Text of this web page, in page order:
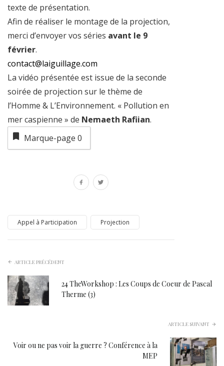
texte de présentation.
Afin de réaliser le montage de la projection,
merci d’envoyer vos séries avant le 9
février.
contact@laiguillage.com
La vidéo présentée est issue de la seconde
soirée de projection sur le thème de
l’Homme & L’Environnement. « Pollution en
mer caspienne » de Nemaeth Rafiian.
Marque-page 0
Appel à Participation Projection
ARTICLE PRÉCÉDENT
24 TheWorkshop : Les Coups de Coeur de Pascal
Therme (3)
ARTICLE SUIVANT
Voir ou ne pas voir la guerre ? Conférence à la
MEP